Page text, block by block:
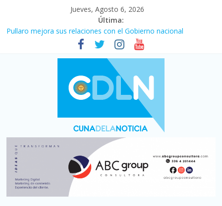
Jueves, Agosto 6, 2026
Última:
Pullaro mejora sus relaciones con el Gobierno nacional
En un partidazo, Newell’s empató 2 a 2 con Boca en el Coloso
Vacaciones de invierno con más movimiento y consumo
turístico: 4,6 millones de personas viajaron por el país, un 5,9%
Fuerte caída de la venta de autos usados en julio: bajó un 12,6%
Central venció 1 a 0 al River de Coudet en el Monumental